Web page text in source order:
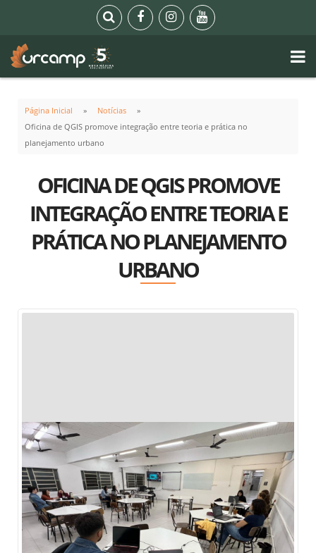
Página Inicial
Notícias
Oficina de QGIS promove integração entre teoria e prática no
planejamento urbano
OFICINA DE QGIS PROMOVE
INTEGRAÇÃO ENTRE TEORIA E
PRÁTICA NO PLANEJAMENTO
URBANO